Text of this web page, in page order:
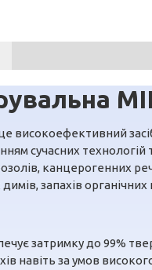
високоефективний
сучасних
канцерогенних
запахів органічних
затримку до 99%
навіть за умов